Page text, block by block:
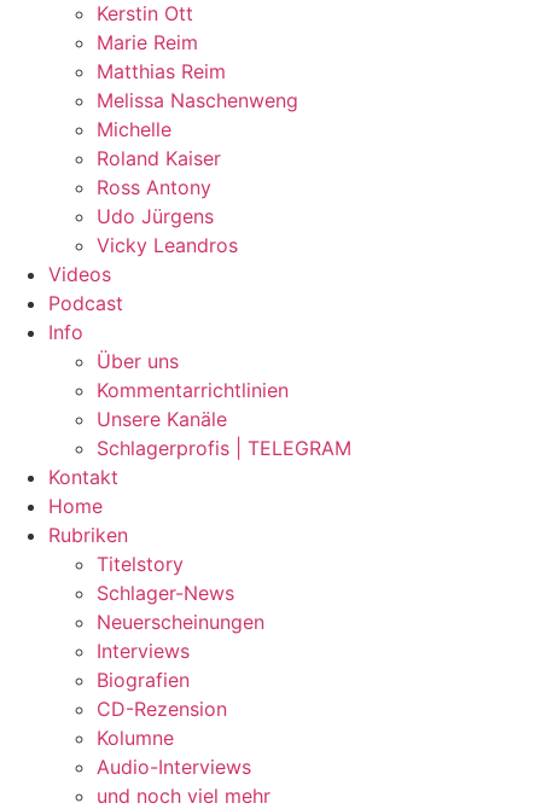
Kerstin Ott
Marie Reim
Matthias Reim
Melissa Naschenweng
Michelle
Roland Kaiser
Ross Antony
Udo Jürgens
Vicky Leandros
Videos
Podcast
Info
Über uns
Kommentarrichtlinien
Unsere Kanäle
Schlagerprofis | TELEGRAM
Kontakt
Home
Rubriken
Titelstory
Schlager-News
Neuerscheinungen
Interviews
Biografien
CD-Rezension
Kolumne
Audio-Interviews
und noch viel mehr